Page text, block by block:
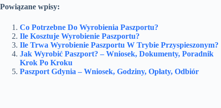
Powiązane wpisy:
Co Potrzebne Do Wyrobienia Paszportu?
Ile Kosztuje Wyrobienie Paszportu?
Ile Trwa Wyrobienie Paszportu W Trybie Przyspieszonym?
Jak Wyrobić Paszport? – Wniosek, Dokumenty, Poradnik
Krok Po Kroku
Paszport Gdynia – Wniosek, Godziny, Opłaty, Odbiór